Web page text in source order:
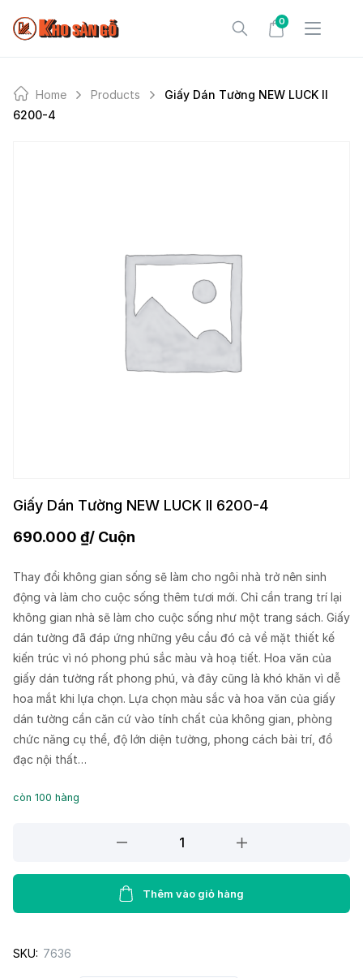
0
Home Products
Giấy Dán Tường NEW LUCK II
6200-4
Giấy Dán Tường NEW LUCK II 6200-4
690.000 ₫/ Cuộn
Thay đổi không gian sống sẽ làm cho ngôi nhà trở nên sinh
động và làm cho cuộc sống thêm tươi mới. Chỉ cần trang trí lại
không gian nhà sẽ làm cho cuộc sống như một trang sách. Giấy
dán tường đã đáp ứng những yêu cầu đó cả về mặt thiết kế
kiến trúc vì nó phong phú sắc màu và hoạ tiết. Hoa văn của
giấy dán tường rất phong phú, và đây cũng là khó khăn vì dễ
hoa mắt khi lựa chọn. Lựa chọn màu sắc và hoa văn của giấy
dán tường cần căn cứ vào tính chất của không gian, phòng
chức năng cụ thể, độ lớn diện tường, phong cách bài trí, đồ
đạc nội thất…
còn 100 hàng
Tường
LUCK
6200-
Thêm vào giỏ hàng
SKU: 7636